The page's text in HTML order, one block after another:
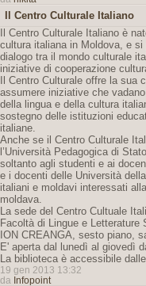
Il Centro Culturale Italiano
Il Centro Culturale Italiano è
cultura italiana in Moldova, e si
dialogo tra il mondo culturale
iniziative di cooperazione
Il Centro Culturale offre la
assumere iniziative che
della lingua e della cultura
sostegno delle istituzioni
italiane.
Anche se il Centro Culturale
l’Università Pedagogica di
soltanto agli studenti e ai
e i docenti delle Università
italiani e moldavi interessati
moldava.
La sede del Centro Cultuale
Facoltà di Lingue e
ION CREANGA, sesto piano,
E' aperta dal lunedì al giovedì
La biblioteca è accessibile
19 gen 2013 13:32
da Infopoint